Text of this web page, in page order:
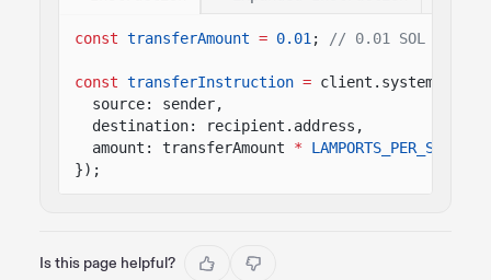
const transferAmount = 0.01; // 0.01 SOL
const transferInstruction =
source: sender,
destination: recipient.address,
amount: transferAmount
*
LAMPORTS_PER_SOL
});
Is this page helpful?